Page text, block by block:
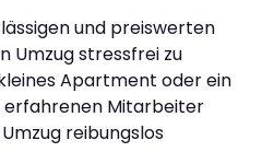
und preiswerten
Umzug stressfrei zu
Apartment oder ein
erfahrenen Mitarbeiter
reibungslos